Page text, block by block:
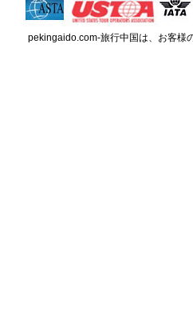
pekingaido.com-旅行中国は、お客様